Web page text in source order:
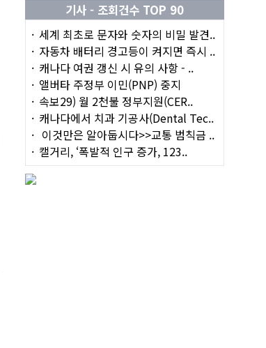
기사 - 조회건수 TOP 90
세계 최초로 문자와 숫자의 비밀 발견..
자동차 배터리 경고등이 켜지면 즉시 ..
캐나다 여권 갱신 시 유의 사항 - ..
앨버타 주정부 이민(PNP) 중지
속보29) 월 2천불 정부지원(CER..
캐나다에서 치과 기공사(Dental Tec..
이것만은 알아둡시다>>교통 범칙금 ..
캘거리, ‘폭발적 인구 증가, 123..